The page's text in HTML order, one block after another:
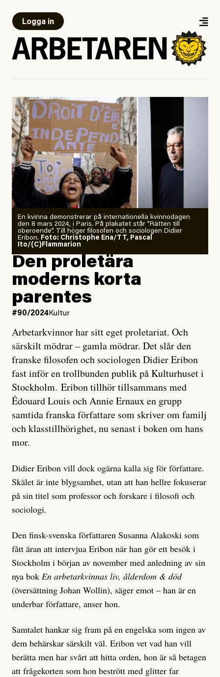
Logga in
En kvinna demonstrerar på internationella kvinnodagen
den 8 mars 2024, i Paris. På plakatet står ”Rätten till
oberoende”. Till höger filosofen och sociologen Didier
Eribon. Foto: Christophe Ena/TT, Pascal
Ito/(C)Flammarion
Den proletära
moderns korta
parentes
#90/2024Kultur
Arbetarkvinnor har sitt eget proletariat. Och
särskilt mödrar – gamla mödrar. Det slår den
franske filosofen och sociologen Didier Eribon
fast inför en trollbunden publik på Kulturhuset i
Stockholm. Eribon tillhör tillsammans med
Édouard Louis och Annie Ernaux en grupp
samtida franska författare som skriver om familj
och klasstillhörighet, nu senast i boken om hans
mor.
Didier Eribon vill dock ogärna kalla sig för författare.
Skälet är inte blygsamhet, utan att han hellre fokuserar
på sin titel som professor och forskare i filosofi och
sociologi.
Den finsk-svenska författaren Susanna Alakoski som
fått äran att intervjua Eribon när han gör ett besök i
Stockholm i början av november med anledning av sin
nya bok En arbetarkvinnas liv, ålderdom & död
(översättning Johan Wollin), säger emot – han är en
underbar författare, anser hon.
Samtalet hankar sig fram på en engelska som ingen av
dem behärskar särskilt väl. Eribon vet vad han vill
berätta men har svårt att hitta orden, hon är så betagen
att frågekorten som hon bestrött med glitter far